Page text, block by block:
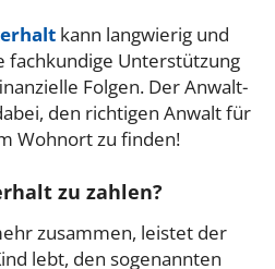
kann langwierig und
fachkundige Unterstützung
Folgen. Der Anwalt-
den richtigen Anwalt für
Wohnort zu finden!
zu zahlen?
zusammen, leistet der
lebt, den sogenannten